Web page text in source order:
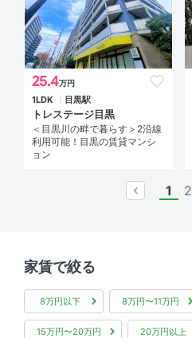
25.4万円
1LDK 目黒駅
トレステージ目黒
＜目黒川の畔で暮らす＞2沿線
利用可能！目黒の賃貸マンシ
ョン
prev
1 2
家賃で絞る
8万円以下 8万円〜11万円
15万円〜20万円 20万円以上